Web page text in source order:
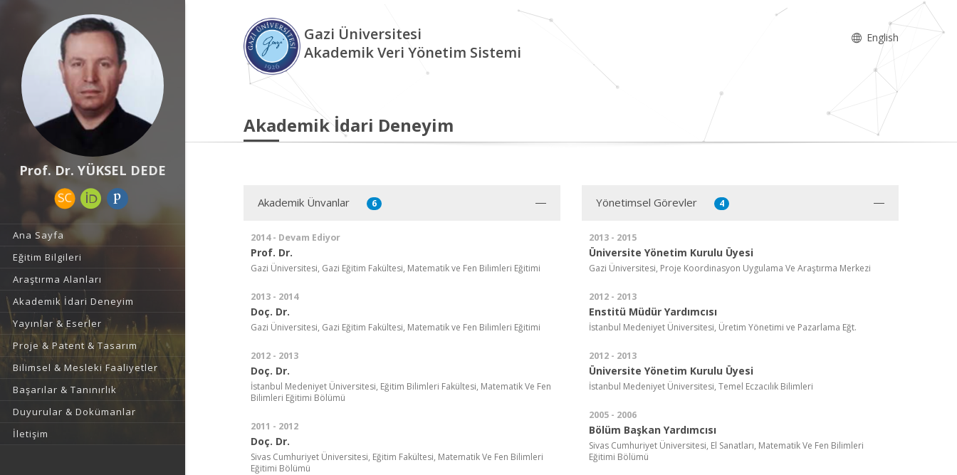
Prof. Dr. YÜKSEL DEDE
Ana Sayfa
Eğitim Bilgileri
Araştırma Alanları
Akademik İdari Deneyim
Yayınlar & Eserler
Proje & Patent & Tasarım
Bilimsel & Mesleki Faaliyetler
Başarılar & Tanınırlık
Duyurular & Dokümanlar
İletişim
Gazi Üniversitesi
Akademik Veri Yönetim Sistemi
English
Akademik İdari Deneyim
Akademik Ünvanlar 6
2014 - Devam Ediyor
Prof. Dr.
Gazi Üniversitesi, Gazi Eğitim Fakültesi, Matematik ve Fen Bilimleri Eğitimi
2013 - 2014
Doç. Dr.
Gazi Üniversitesi, Gazi Eğitim Fakültesi, Matematik ve Fen Bilimleri Eğitimi
2012 - 2013
Doç. Dr.
İstanbul Medeniyet Üniversitesi, Eğitim Bilimleri Fakültesi, Matematik Ve Fen
Bilimleri Eğitimi Bölümü
2011 - 2012
Doç. Dr.
Sivas Cumhuriyet Üniversitesi, Eğitim Fakültesi, Matematik Ve Fen Bilimleri
Eğitimi Bölümü
Yönetimsel Görevler 4
2013 - 2015
Üniversite Yönetim Kurulu Üyesi
Gazi Üniversitesi, Proje Koordinasyon Uygulama Ve Araştırma Merkezi
2012 - 2013
Enstitü Müdür Yardımcısı
İstanbul Medeniyet Üniversitesi, Üretim Yönetimi ve Pazarlama Eğt.
2012 - 2013
Üniversite Yönetim Kurulu Üyesi
İstanbul Medeniyet Üniversitesi, Temel Eczacılık Bilimleri
2005 - 2006
Bölüm Başkan Yardımcısı
Sivas Cumhuriyet Üniversitesi, El Sanatları, Matematik Ve Fen Bilimleri
Eğitimi Bölümü